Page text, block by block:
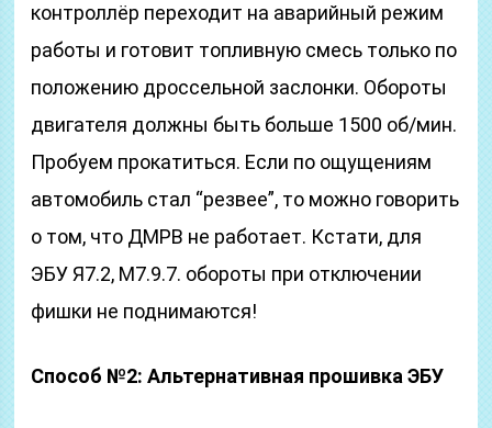
контроллёр переходит на аварийный режим
работы и готовит топливную смесь только по
положению дроссельной заслонки. Обороты
двигателя должны быть больше 1500 об/мин.
Пробуем прокатиться. Если по ощущениям
автомобиль стал “резвее”, то можно говорить
о том, что ДМРВ не работает. Кстати, для
ЭБУ Я7.2, М7.9.7. обороты при отключении
фишки не поднимаются!
Способ №2: Альтернативная прошивка ЭБУ